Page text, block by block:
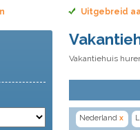
Uitgebreid
Vakantiehuis
Nederland x